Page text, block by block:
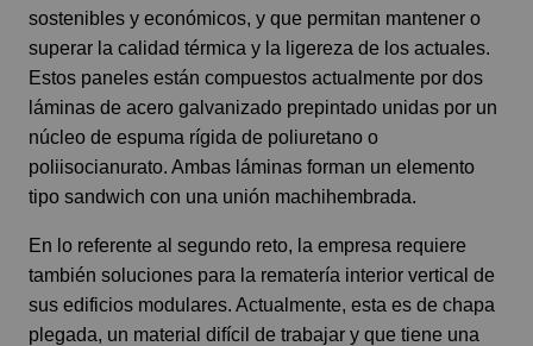
sostenibles y económicos, y que permitan mantener o
superar la calidad térmica y la ligereza de los actuales.
Estos paneles están compuestos actualmente por dos
láminas de acero galvanizado prepintado unidas por un
núcleo de espuma rígida de poliuretano o
poliisocianurato. Ambas láminas forman un elemento
tipo sandwich con una unión machihembrada.
En lo referente al segundo reto, la empresa requiere
también soluciones para la rematería interior vertical de
sus edificios modulares. Actualmente, esta es de chapa
plegada, un material difícil de trabajar y que tiene una